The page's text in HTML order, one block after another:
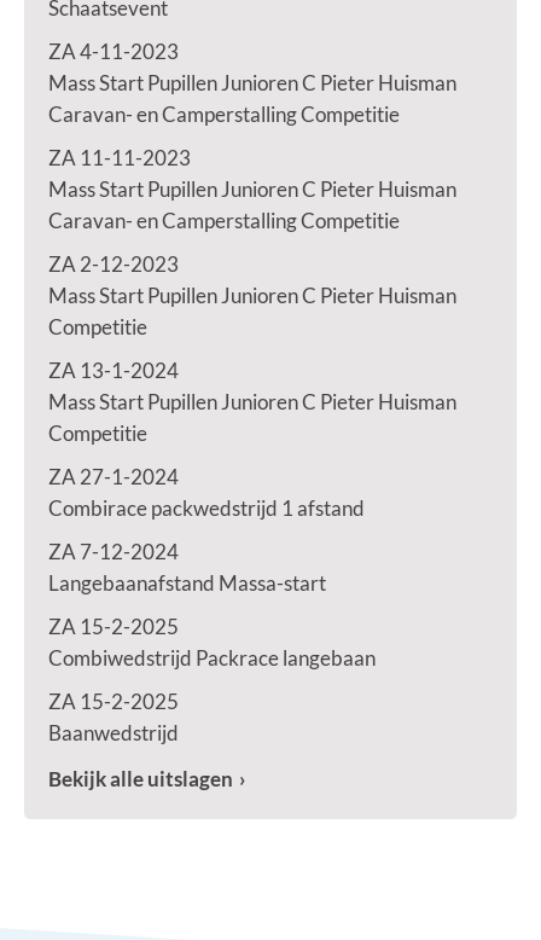
Schaatsevent
ZA 4-11-2023
Mass Start Pupillen Junioren C Pieter Huisman
Caravan- en Camperstalling Competitie
ZA 11-11-2023
Mass Start Pupillen Junioren C Pieter Huisman
Caravan- en Camperstalling Competitie
ZA 2-12-2023
Mass Start Pupillen Junioren C Pieter Huisman
Competitie
ZA 13-1-2024
Mass Start Pupillen Junioren C Pieter Huisman
Competitie
ZA 27-1-2024
Combirace packwedstrijd 1 afstand
ZA 7-12-2024
Langebaanafstand Massa-start
ZA 15-2-2025
Combiwedstrijd Packrace langebaan
ZA 15-2-2025
Baanwedstrijd
Bekijk alle uitslagen